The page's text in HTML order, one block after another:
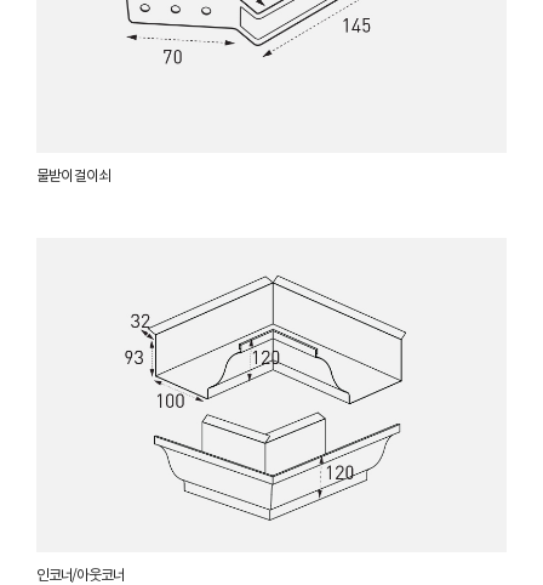
물받이 걸이쇠
인코너/아웃코너